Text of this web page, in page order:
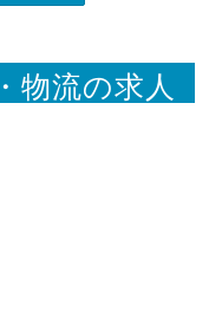
物流の求人